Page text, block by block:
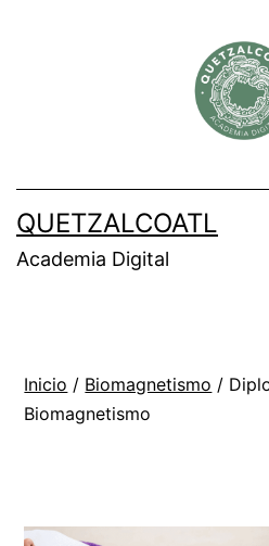
QUETZALCOATL
Academia Digital
Inicio / Biomagnetismo /
Biomagnetismo